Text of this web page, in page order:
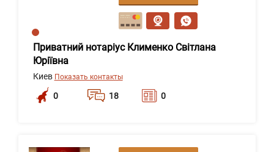
Приватний нотаріус Клименко Світлана
Юріївна
Киев Показать контакты
0 18 0
сообщение